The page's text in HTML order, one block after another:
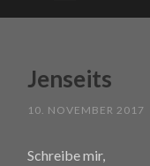
Jenseits
10. NOVEMBER 2017
Schreibe mir,